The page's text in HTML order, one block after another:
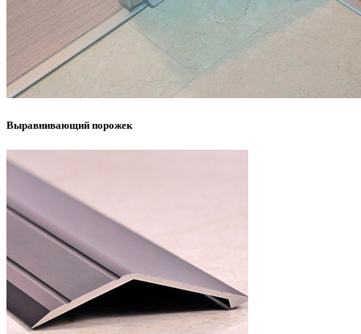
Выравнивающий порожек